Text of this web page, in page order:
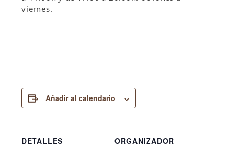
viernes.
Añadir al calendario
DETALLES
ORGANIZADOR